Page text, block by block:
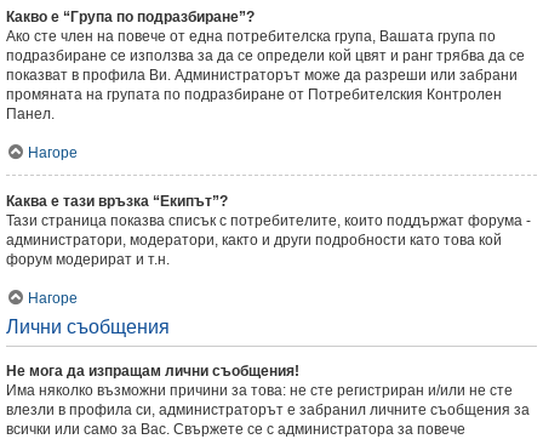
Какво е “Група по подразбиране”?
Ако сте член на повече от една потребителска група, Вашата група по
подразбиране се използва за да се определи кой цвят и ранг трябва да се
показват в профила Ви. Администраторът може да разреши или забрани
промяната на групата по подразбиране от Потребителския Контролен
Панел.
Нагоре
Каква е тази връзка “Екипът”?
Тази страница показва списък с потребителите, които поддържат форума -
администратори, модератори, както и други подробности като това кой
форум модерират и т.н.
Нагоре
Лични съобщения
Не мога да изпращам лични съобщения!
Има няколко възможни причини за това: не сте регистриран и/или не сте
влезли в профила си, администраторът е забранил личните съобщения за
всички или само за Вас. Свържете се с администратора за повече